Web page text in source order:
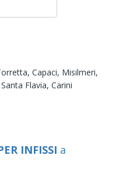
Capaci, Misilmeri,
Santa Flavia, Carini
INFISSI a